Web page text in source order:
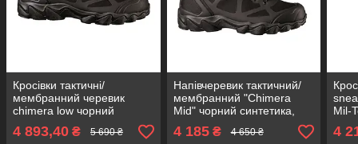
Кросівки тактичні/
мембранний черевик
chimera low чорний
синтетика, Mil-Tec
Німеччина
4 893,40 ₴ 5 690 ₴
Напівчеревик тактичний/
мембранний "Сhimera
Mid" чорний синтетика,
Mil-Tec Німеччина
4 185₴ 4 650 ₴
Mil-
4